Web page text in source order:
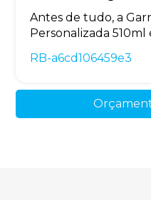
Antes de tudo, a
Personalizada 510ml
RB-a6cd106459e3